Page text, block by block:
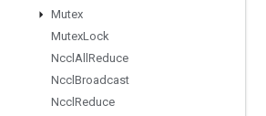
Mutex
MutexLock
Nccl All Reduce
Nccl Broadcast
Nccl Reduce